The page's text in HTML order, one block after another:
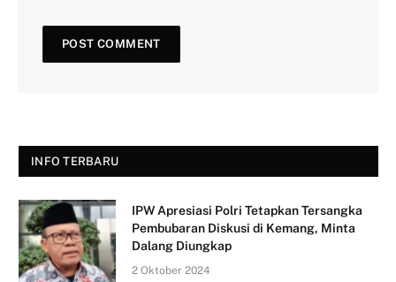
INFO TERBARU
IPW Apresiasi Polri Tetapkan Tersangka
Pembubaran Diskusi di Kemang, Minta
Dalang Diungkap
2 Oktober 2024